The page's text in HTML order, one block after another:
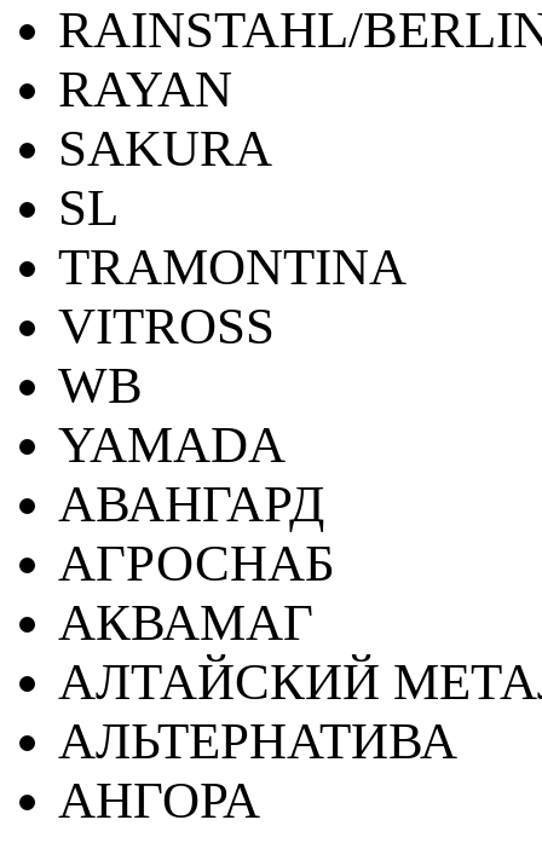
RAINSTAHL/
RAYAN
SAKURA
SL
TRAMONTINA
VITROSS
WB
YAMADA
АВАНГАРД
АГРОСНАБ
АКВАМАГ
АЛТАЙСКИЙ
АЛЬТЕРНАТИВА
АНГОРА